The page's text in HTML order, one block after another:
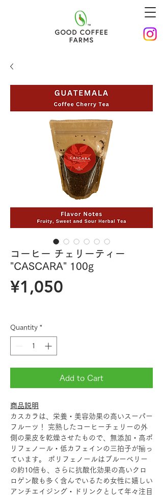
コーヒー チェリーティー
"CASCARA" 100g
¥1,050
Quantity *
Add to Cart
商品説明
カスカラは、栄養・美容効果の高いスーパー
フルーツ！ 完熟したコーヒーチェリーの外
側の果皮を乾燥させたもので、無添加・高ポ
リフェノール・低カフェインの三拍子が揃っ
ています。 ポリフェノールはブルーベリー
の約10倍も、さらに抗酸化効果の高いクロ
ロゲン酸も多く含んでいるため女性に嬉しい
アンチエイジング・ドリンクとして年々注目